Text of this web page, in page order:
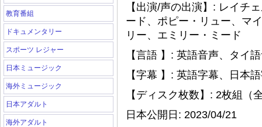
教育番組
ドキュメンタリー
スポーツ レジャー
日本ミュージック
海外ミュージック
日本アダルト
海外アダルト
【出演/声の出演】: レイチ
ード、ポピー・リュー、マ
リー、エミリー・ミード
【言語 】: 英語音声、タイ
【字幕 】: 英語字幕、日本
【ディスク枚数】: 2枚組（
日本公開日: 2023/04/21